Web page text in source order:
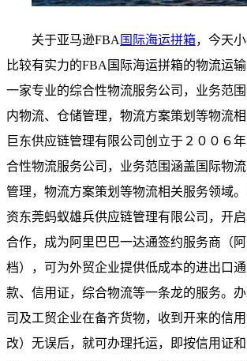
关于亚马逊FBA国际海运拼箱，今天
比较有实力的FBA国际海运拼箱的物流运
一家专业的综合性物流服务公司，业务范
内物流、仓储管理，物流方案策划等物流
巨东供应链管理有限公司创立于２００６
合性物流服务公司，业务范围涵盖国际物
管理，物流方案策划等物流相关服务领域
资东莞蚂蚁雄兵供应链管理有限公司，开
合作，成为阿里巴巴一达通签约服务商（
档），可为外贸企业提供低成本的进出口
款、信用证，综合物流等一条龙的服务。
司及工贸企业在备齐货物，收到开来的信
改）无误后，就可办理托运，即按信用证